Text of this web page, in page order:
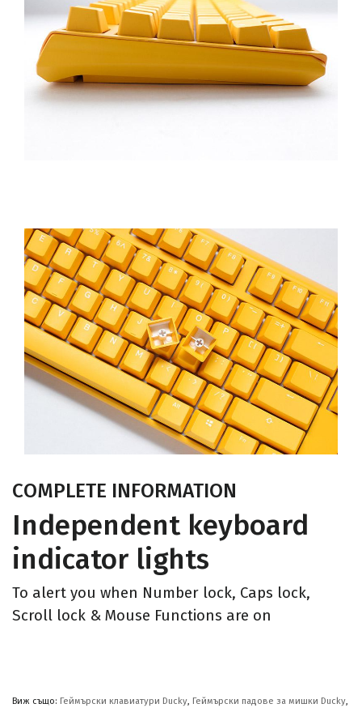
COMPLETE INFORMATION
Independent keyboard
indicator lights
To alert you when Number lock, Caps lock,
Scroll lock & Mouse Functions are on
Виж също: Геймърски клавиатури Ducky, Геймърски падове за мишки Ducky,